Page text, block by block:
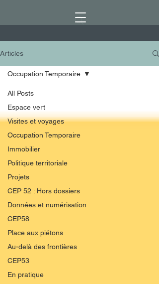
Articles
All Posts
Espace vert
Visites et voyages
Occupation Temporaire
Immobilier
Politique territoriale
Projets
CEP 52 : Hors dossiers
Données et numérisation
CEP58
Place aux piétons
Au-delà des frontières
CEP53
En pratique
Occupation Temporaire